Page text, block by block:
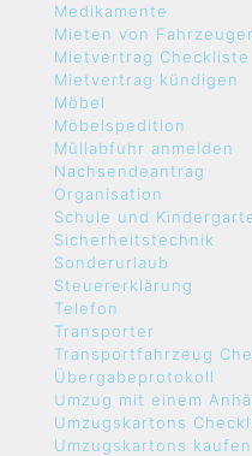
Medikamente
Mieten von
Mietvertrag Checkliste
Mietvertrag kündigen
Möbel
Möbelspedition
Müllabfuhr anmelden
Nachsendeantrag
Organisation
Schule und
Sicherheitstechnik
Sonderurlaub
Steuererklärung
Telefon
Transporter
Transportfahrzeug
Übergabeprotokoll
Umzug mit einem
Umzugskartons
Umzugskartons kaufen